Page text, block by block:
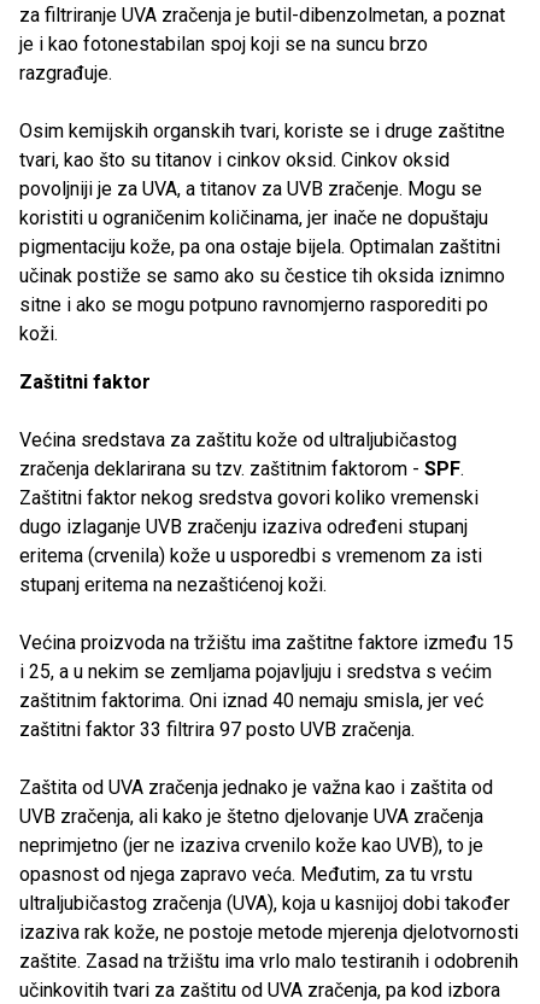
za filtriranje UVA zračenja je butil-dibenzolmetan, a poznat
je i kao fotonestabilan spoj koji se na suncu brzo
razgrađuje.
Osim kemijskih organskih tvari, koriste se i druge zaštitne
tvari, kao što su titanov i cinkov oksid. Cinkov oksid
povoljniji je za UVA, a titanov za UVB zračenje. Mogu se
koristiti u ograničenim količinama, jer inače ne dopuštaju
pigmentaciju kože, pa ona ostaje bijela. Optimalan zaštitni
učinak postiže se samo ako su čestice tih oksida iznimno
sitne i ako se mogu potpuno ravnomjerno rasporediti po
koži.
Zaštitni faktor
Većina sredstava za zaštitu kože od ultraljubičastog
zračenja deklarirana su tzv. zaštitnim faktorom - SPF.
Zaštitni faktor nekog sredstva govori koliko vremenski
dugo izlaganje UVB zračenju izaziva određeni stupanj
eritema (crvenila) kože u usporedbi s vremenom za isti
stupanj eritema na nezaštićenoj koži.
Većina proizvoda na tržištu ima zaštitne faktore između 15
i 25, a u nekim se zemljama pojavljuju i sredstva s većim
zaštitnim faktorima. Oni iznad 40 nemaju smisla, jer već
zaštitni faktor 33 filtrira 97 posto UVB zračenja.
Zaštita od UVA zračenja jednako je važna kao i zaštita od
UVB zračenja, ali kako je štetno djelovanje UVA zračenja
neprimjetno (jer ne izaziva crvenilo kože kao UVB), to je
opasnost od njega zapravo veća. Međutim, za tu vrstu
ultraljubičastog zračenja (UVA), koja u kasnijoj dobi također
izaziva rak kože, ne postoje metode mjerenja djelotvornosti
zaštite. Zasad na tržištu ima vrlo malo testiranih i odobrenih
učinkovitih tvari za zaštitu od UVA zračenja, pa kod izbora